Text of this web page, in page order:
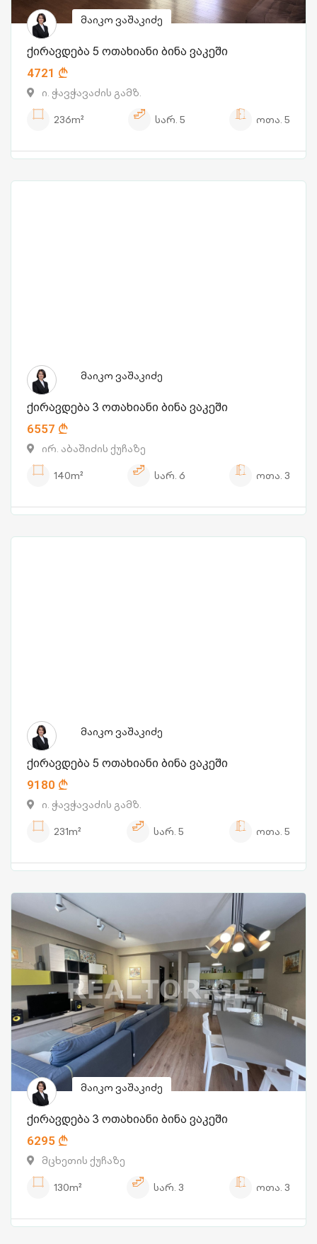
მაიკო ვაშაკიძე
ქირავდება 5 ოთახიანი ბინა ვაკეში
4721
ი. ჭავჭავაძის გამზ.
236m²
სარ. 5 ოთა. 5
მაიკო ვაშაკიძე
ქირავდება 3 ოთახიანი ბინა ვაკეში
6557
ირ. აბაშიძის ქუჩაზე
140m²
სარ. 6 ოთა. 3
მაიკო ვაშაკიძე
ქირავდება 5 ოთახიანი ბინა ვაკეში
9180
ი. ჭავჭავაძის გამზ.
231m²
სარ. 5 ოთა. 5
მაიკო ვაშაკიძე
ქირავდება 3 ოთახიანი ბინა ვაკეში
6295
მცხეთის ქუჩაზე
130m²
სარ. 3 ოთა. 3